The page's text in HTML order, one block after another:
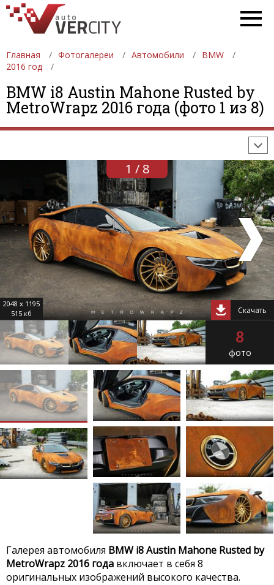
Главная Фотогалереи Автомобили
BMW
2016 год
BMW i8 Austin Mahone Rusted by
MetroWrapz 2016 года (фото 1 из 8)
ФОТОГАЛЕРЕИ АВТОМОБИЛИ
ДЕВУШКИ
АВТОСАЛОНЫ
ФОРМУЛА-1
1 / 8
2048 x 1195
515 кб
Скачать
8
фото
Галерея автомобиля BMW i8 Austin Mahone Rusted by
MetroWrapz 2016 года включает в себя 8
оригинальных изображений высокого качества.